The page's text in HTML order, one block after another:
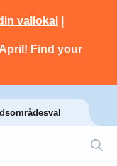
vallokal
Find your